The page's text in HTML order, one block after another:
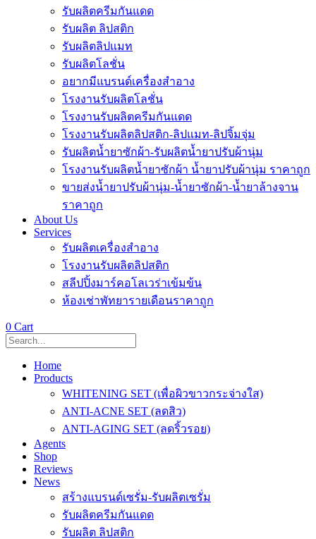
รับผลิตครีมกันแดด
รับผลิต ลิปสติก
รับผลิตลิปแมท
รับผลิตโลชั่น
อยากมีแบรนด์เครื่องสำอาง
โรงงานรับผลิตโลชั่น
โรงงานรับผลิตครีมกันแดด
โรงงานรับผลิตลิปสติก-ลิปแมท-ลิปจิ้มจุ่ม
รับผลิตน้ำยาซักผ้า-รับผลิตน้ำยาปรับผ้านุ่ม
โรงงานรับผลิตน้ำยาซักผ้า น้ำยาปรับผ้านุ่ม ราคาถูก
ขายส่งน้ำยาปรับผ้านุ่ม-น้ำยาซักผ้า-น้ำยาล้างจาน
ราคาถูก
About Us
Services
รับผลิตเครื่องสำอาง
โรงงานรับผลิตลิปสติก
สลีปปิ้งมาร์คอโลเวร่าเข้มข้น
ห้องเช่าพัทยารายเดือนราคาถูก
0 Cart
Home
Products
WHITENING SET (เพื่อผิวขาวกระจ่างใส)
ANTI-ACNE SET (ลดสิว)
ANTI-AGING SET (ลดริ้วรอย)
Agents
Shop
Reviews
News
สร้างแบรนด์เซรั่ม-รับผลิตเซรั่ม
รับผลิตครีมกันแดด
รับผลิต ลิปสติก